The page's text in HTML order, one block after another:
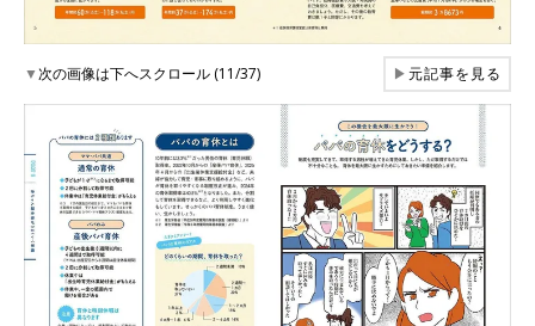
▼次の画像は下へスクロール (11/37) ▶元記事を見る